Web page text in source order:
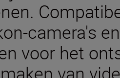
camera's
voor het
van